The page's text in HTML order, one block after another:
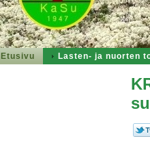
Etusivu Lasten- ja nuorten